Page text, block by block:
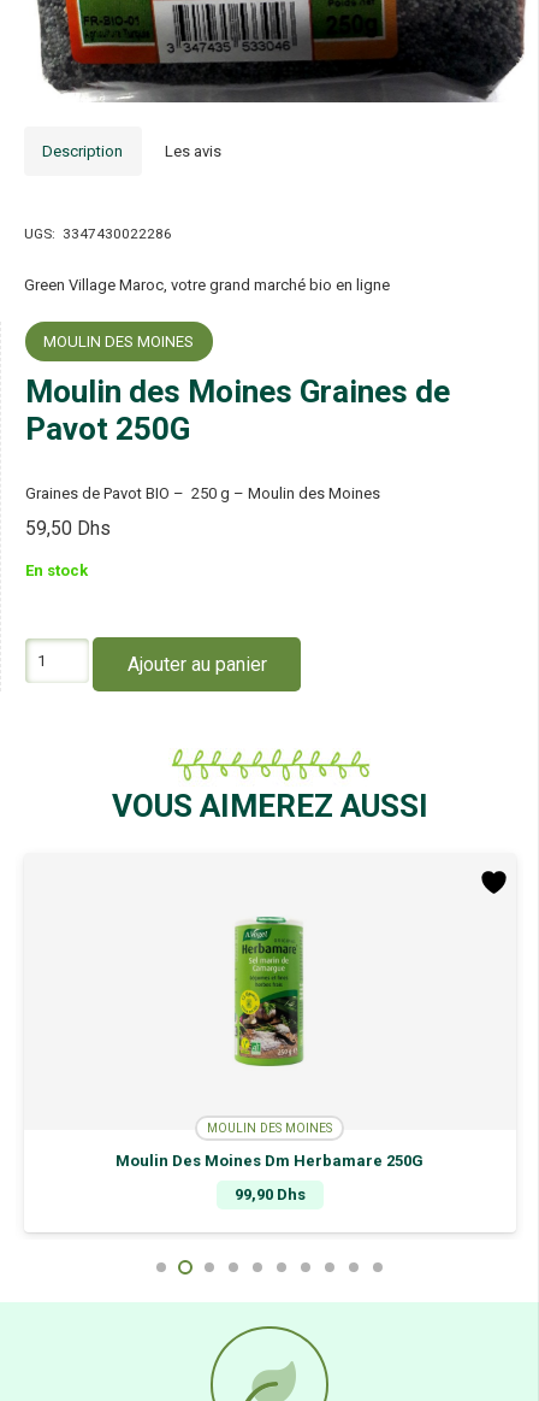
Description Les avis
UGS: 3347430022286
Green Village Maroc, votre grand marché bio en ligne
MOULIN DES MOINES
Moulin des Moines Graines de
Pavot 250G
Graines de Pavot BIO – 250 g – Moulin des Moines
59,50 Dhs
En stock
Ajouter au panier
VOUS AIMEREZ AUSSI
MOULIN DES MOINES
Moulin Des Moines Dm Herbamare 250G
99,90 Dhs